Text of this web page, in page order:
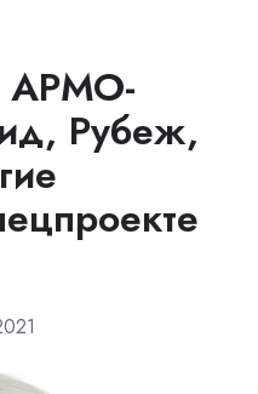
АРМО-
Рубеж,